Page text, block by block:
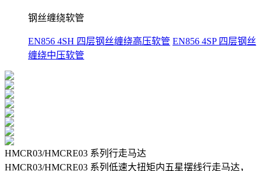
钢丝缠绕软管
EN856 4SH 四层钢丝缠绕高压软管 EN856 4SP 四层钢丝
缠绕中压软管
HMCR03/HMCRE03 系列行走马达
HMCR03/HMCRE03 系列低速大扭矩内五星摆线行走马达，